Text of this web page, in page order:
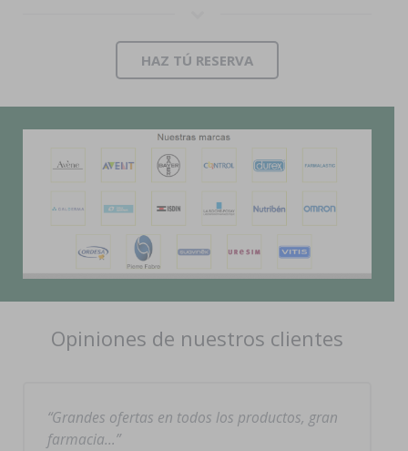
HAZ TÚ RESERVA
Opiniones de nuestros clientes
Grandes ofertas en todos los productos, gran
farmacia…